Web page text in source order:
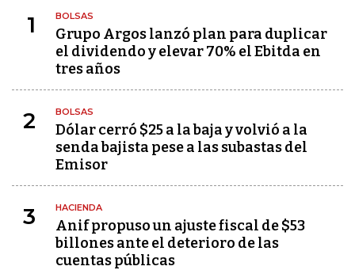
1 BOLSAS
Grupo Argos lanzó plan para duplicar
el dividendo y elevar 70% el Ebitda en
tres años
2 BOLSAS
Dólar cerró $25 a la baja y volvió a la
senda bajista pese a las subastas del
Emisor
3 HACIENDA
Anif propuso un ajuste fiscal de $53
billones ante el deterioro de las
cuentas públicas